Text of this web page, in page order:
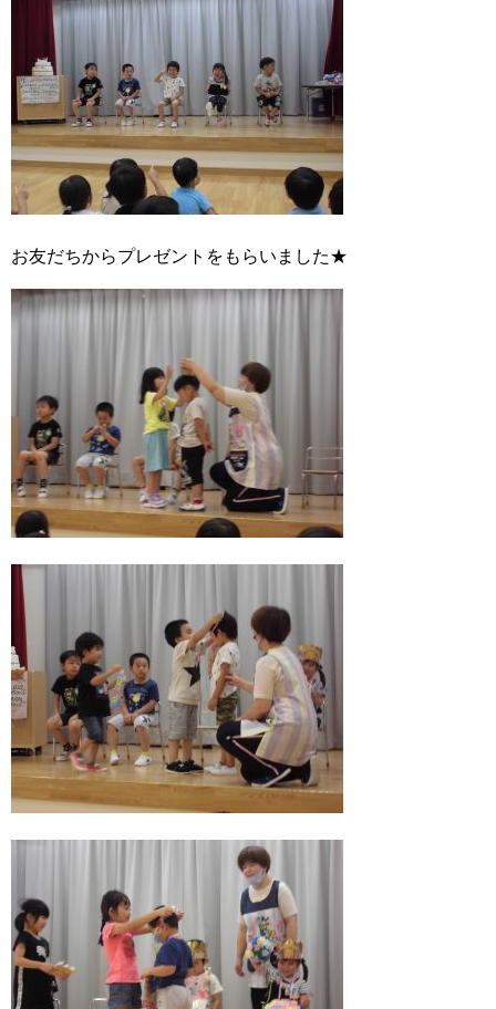
お友だちからプレゼントをもらいました★